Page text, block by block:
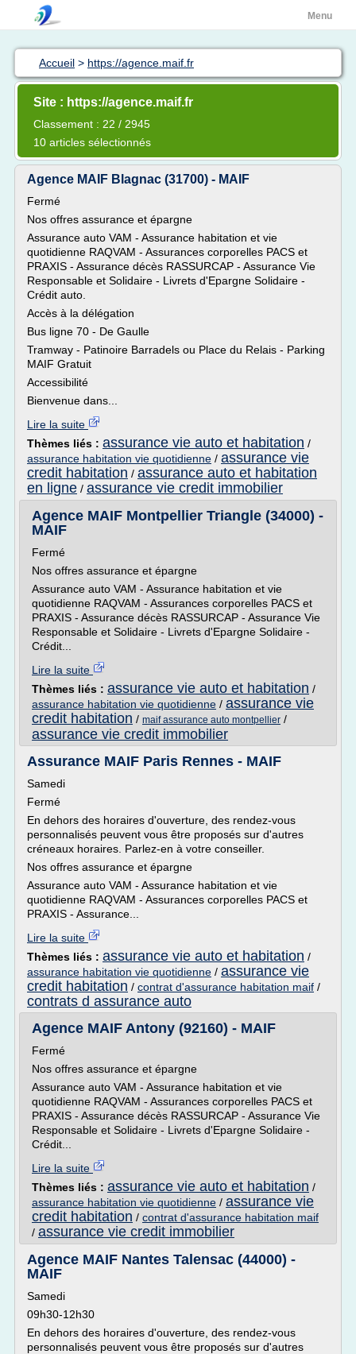
Menu
Accueil > https://agence.maif.fr
Site : https://agence.maif.fr
Classement : 22 / 2945
10 articles sélectionnés
Agence MAIF Blagnac (31700) - MAIF
Fermé
Nos offres assurance et épargne
Assurance auto VAM - Assurance habitation et vie
quotidienne RAQVAM - Assurances corporelles PACS et
PRAXIS - Assurance décès RASSURCAP - Assurance Vie
Responsable et Solidaire - Livrets d'Epargne Solidaire -
Crédit auto.
Accès à la délégation
Bus ligne 70 - De Gaulle
Tramway - Patinoire Barradels ou Place du Relais - Parking
MAIF Gratuit
Accessibilité
Bienvenue dans...
Lire la suite
Thèmes liés : assurance vie auto et habitation /
assurance habitation vie quotidienne / assurance vie
credit habitation / assurance auto et habitation
en ligne / assurance vie credit immobilier
Agence MAIF Montpellier Triangle (34000) -
MAIF
Fermé
Nos offres assurance et épargne
Assurance auto VAM - Assurance habitation et vie
quotidienne RAQVAM - Assurances corporelles PACS et
PRAXIS - Assurance décès RASSURCAP - Assurance Vie
Responsable et Solidaire - Livrets d'Epargne Solidaire -
Crédit...
Lire la suite
Thèmes liés : assurance vie auto et habitation /
assurance habitation vie quotidienne / assurance vie
credit habitation / maif assurance auto montpellier /
assurance vie credit immobilier
Assurance MAIF Paris Rennes - MAIF
Samedi
Fermé
En dehors des horaires d'ouverture, des rendez-vous
personnalisés peuvent vous être proposés sur d'autres
créneaux horaires. Parlez-en à votre conseiller.
Nos offres assurance et épargne
Assurance auto VAM - Assurance habitation et vie
quotidienne RAQVAM - Assurances corporelles PACS et
PRAXIS - Assurance...
Lire la suite
Thèmes liés : assurance vie auto et habitation /
assurance habitation vie quotidienne / assurance vie
credit habitation / contrat d'assurance habitation maif /
contrats d assurance auto
Agence MAIF Antony (92160) - MAIF
Fermé
Nos offres assurance et épargne
Assurance auto VAM - Assurance habitation et vie
quotidienne RAQVAM - Assurances corporelles PACS et
PRAXIS - Assurance décès RASSURCAP - Assurance Vie
Responsable et Solidaire - Livrets d'Epargne Solidaire -
Crédit...
Lire la suite
Thèmes liés : assurance vie auto et habitation /
assurance habitation vie quotidienne / assurance vie
credit habitation / contrat d'assurance habitation maif
/ assurance vie credit immobilier
Agence MAIF Nantes Talensac (44000) -
MAIF
Samedi
09h30-12h30
En dehors des horaires d'ouverture, des rendez-vous
personnalisés peuvent vous être proposés sur d'autres